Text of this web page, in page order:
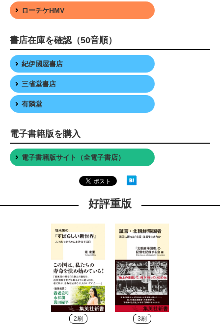
ローチケHMV
書店在庫を確認（50音順）
紀伊國屋書店
三省堂書店
有隣堂
電子書籍版を購入
電子書籍版サイト（全電子書店）
好評重版
2刷 3刷